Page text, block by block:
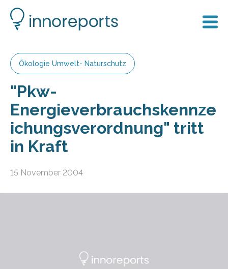
Ökologie Umwelt- Naturschutz
"Pkw-
Energieverbrauchskennze
ichungsverordnung" tritt
in Kraft
15 November 2004